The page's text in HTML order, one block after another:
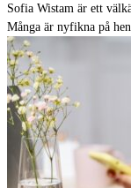
Sofia Wistam är ett
Många är nyfikna på